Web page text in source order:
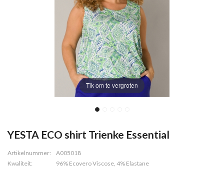
Tik om te vergroten
YESTA ECO shirt Trienke Essential
Artikelnummer:
A005018
Kwaliteit:
96% Ecovero Viscose, 4% Elastane